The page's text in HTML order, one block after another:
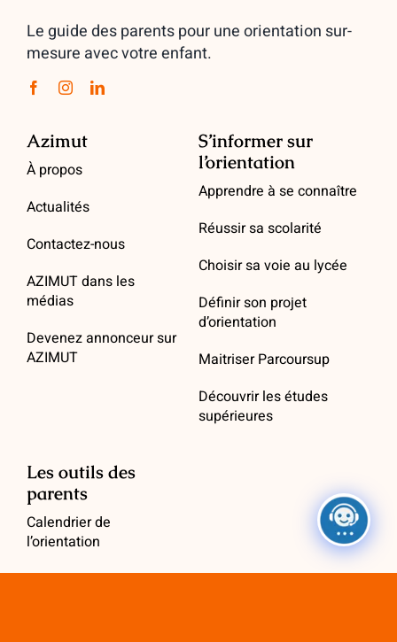
Le guide des parents pour une orientation sur-
mesure avec votre enfant.
Azimut
À propos
Actualités
Contactez-nous
AZIMUT dans les
médias
Devenez annonceur sur
AZIMUT
S’informer sur
l’orientation
Apprendre à se connaître
Réussir sa scolarité
Choisir sa voie au lycée
Définir son projet
d’orientation
Maitriser Parcoursup
Découvrir les études
supérieures
Les outils des
parents
Calendrier de
l’orientation
Annuaire de l’orientation